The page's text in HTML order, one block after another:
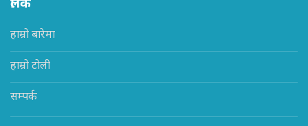
लिंक
हाम्रो बारेमा
हाम्रो टोली
सम्पर्क